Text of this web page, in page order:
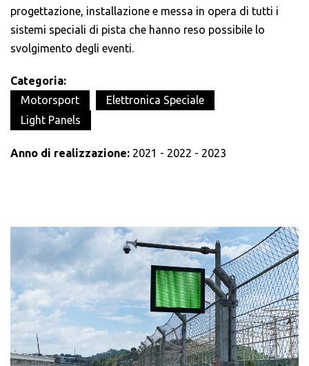
progettazione, installazione e messa in opera di tutti i
sistemi speciali di pista che hanno reso possibile lo
svolgimento degli eventi.
Categoria:
Motorsport
Elettronica Speciale
Light Panels
Anno di realizzazione: 2021 - 2022 - 2023